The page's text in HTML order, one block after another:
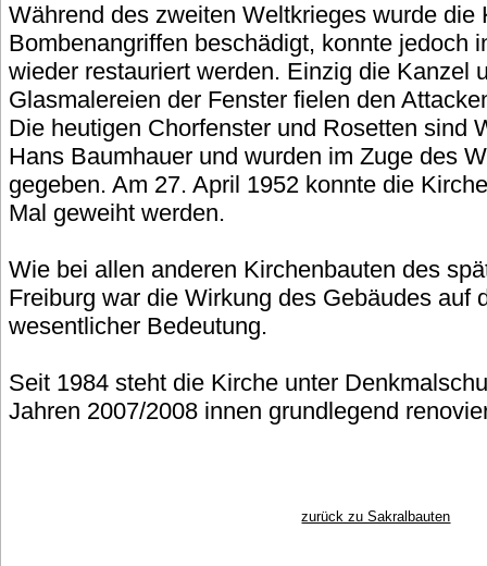
Während des zweiten Weltkrieges wurde die
Bombenangriffen beschädigt, konnte jedoch
wieder restauriert werden. Einzig die Kanzel
Glasmalereien der Fenster fielen den
Die heutigen Chorfenster und Rosetten sind
Hans Baumhauer und wurden im Zuge des
gegeben. Am 27. April 1952 konnte die
Mal geweiht werden.
Wie bei allen anderen Kirchenbauten des
Freiburg war die Wirkung des Gebäudes auf
wesentlicher Bedeutung.
Seit 1984 steht die Kirche unter
Jahren 2007/2008 innen grundlegend
zurück zu Sakralbauten